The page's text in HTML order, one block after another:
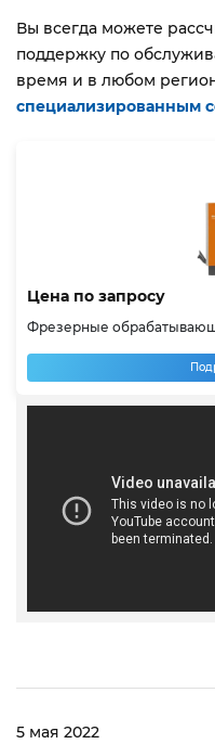
Вы всегда можете
поддержку по
время и в любом
специализированным
Цена по запросу
Фрезерные
5 мая 2022